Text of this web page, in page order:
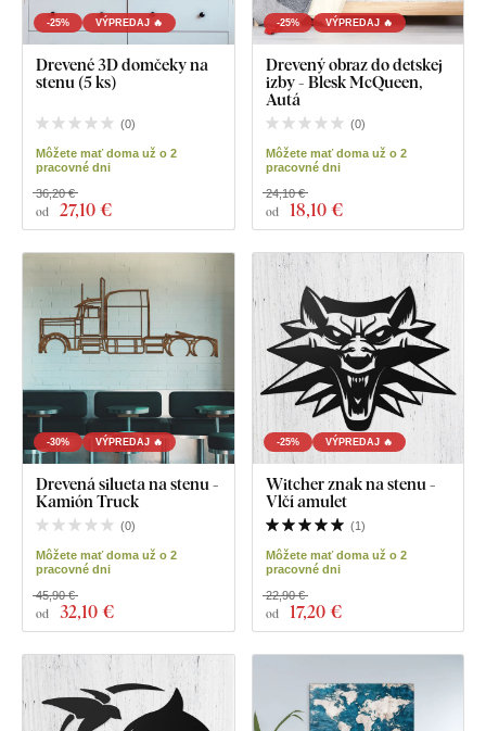
-25% VÝPREDAJ 🔥
Drevené 3D domčeky na
stenu (5 ks)
(0)
Môžete mať doma už o 2
pracovné dni
od 27,10 €
36,20 €
-25% VÝPREDAJ 🔥
Drevený obraz do detskej
izby - Blesk McQueen,
Autá
(0)
Môžete mať doma už o 2
pracovné dni
od 18,10 €
24,10 €
-30% VÝPREDAJ 🔥
Drevená silueta na stenu -
Kamión Truck
(0)
Môžete mať doma už o 2
pracovné dni
od 32,10 €
45,90 €
-25% VÝPREDAJ 🔥
Witcher znak na stenu -
Vlčí amulet
(1 )
Môžete mať doma už o 2
pracovné dni
od 17,20 €
22,90 €